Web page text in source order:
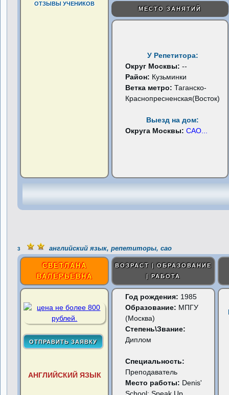
ОТЗЫВЫ УЧЕНИКОВ
МЕСТО ЗАНЯТИЙ
У Репетитора:
Округ Москвы:--
Район: Кузьминки
Ветка метро:Таганско-
Краснопресненская(Восток)
Выезд на дом:
Округа Москвы:САО
3 английский язык, репетиторы, сао
СВЕТЛАНА
ВАЛЕРЬЕВНА
ВОЗРАСТ | ОБРАЗОВАНИЕ
| РАБОТА
АНГЛИЙСКИЙ ЯЗЫК
Год рождения: 1985
Образование: МПГУ
(Москва)
Степень\Звание:
Диплом
Специальность:
Преподаватель
Место работы: Denis'